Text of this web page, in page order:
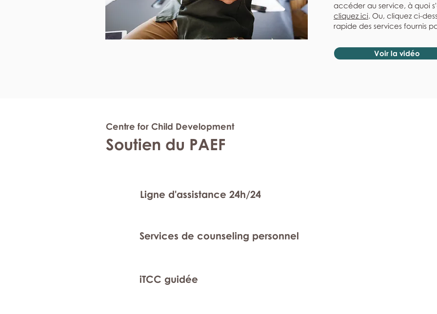
accéder au service, à quoi
cliquez ici. Ou, cliquez ci-
rapide des services fournis
Voir la vidéo
Centre for Child Development
Soutien du PAEF
Ligne d'assistance 24h/24
Services de counseling personnel
iTCC guidée